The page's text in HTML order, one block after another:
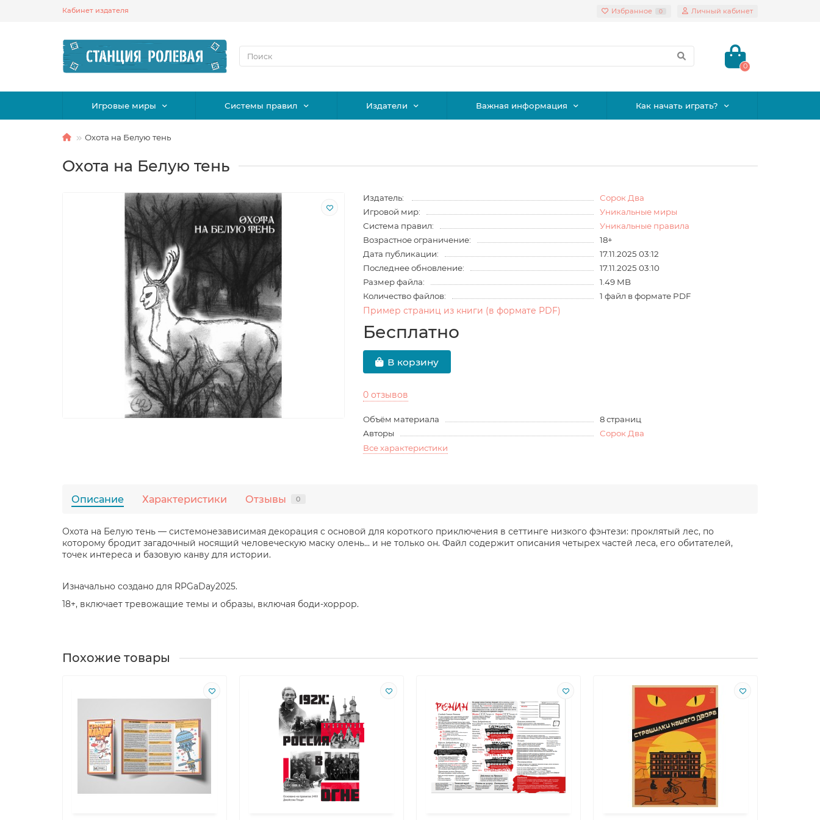
Кабинет издателя Избранное 0 Личный кабинет
0
Игровые миры Системы правил Издатели Важная информация Как начать играть?
Охота на Белую тень
Охота на Белую тень
Издатель:
Сорок Два
Игровой мир:
Уникальные миры
Система правил:
Уникальные правила
Возрастное ограничение:
18+
Дата публикации:
17.11.2025 03:12
Последнее обновление:
17.11.2025 03:10
Размер файла:
1.49 MB
Количество файлов:
1 файл в формате PDF
Пример страниц из книги (в формате PDF)
Бесплатно
В корзину
0 отзывов
Объём материала
8 страниц
Авторы
Сорок Два
Все характеристики
Описание Характеристики Отзывы 0
Охота на Белую тень — системонезависимая декорация с основой для короткого приключения в сеттинге низкого фэнтези: проклятый лес, по
которому бродит загадочный носящий человеческую маску олень... и не только он. Файл содержит описания четырех частей леса, его обитателей,
точек интереса и базовую канву для истории.
Изначально создано для RPGaDay2025.
18+, включает тревожащие темы и образы, включая боди-хоррор.
Похожие товары